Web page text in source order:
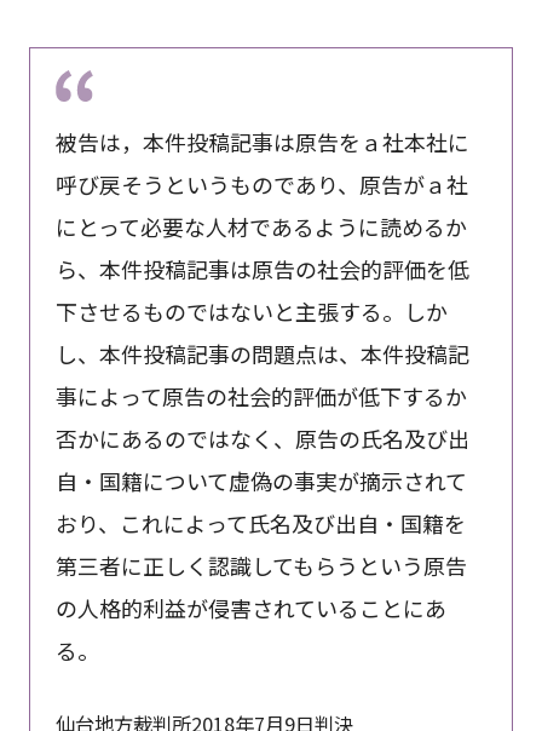
被告は，本件投稿記事は原告をａ社本社に
呼び戻そうというものであり、原告がａ社
にとって必要な人材であるように読めるか
ら、本件投稿記事は原告の社会的評価を低
下させるものではないと主張する。しか
し、本件投稿記事の問題点は、本件投稿記
事によって原告の社会的評価が低下するか
否かにあるのではなく、原告の氏名及び出
自・国籍について虚偽の事実が摘示されて
おり、これによって氏名及び出自・国籍を
第三者に正しく認識してもらうという原告
の人格的利益が侵害されていることにあ
る。
仙台地方裁判所2018年7月9日判決